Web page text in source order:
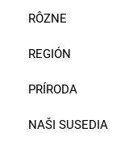
RÔZNE
REGIÓN
PRÍRODA
NAŠI SUSEDIA